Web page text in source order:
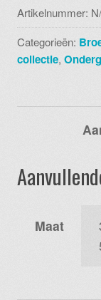
001
black
aantal
Artikelnummer:
Categorieën:
collectie,
Maat